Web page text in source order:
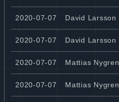
2020-07-07 David Larsson
2020-07-07 David Larsson
2020-07-07 Mattias Nygren
2020-07-07 Mattias Nygren